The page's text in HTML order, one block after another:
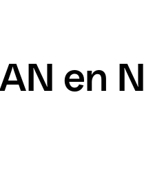
en